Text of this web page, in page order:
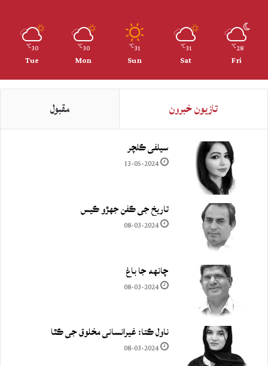
28
℃
Fri
31
℃
Sat
31
℃
Sun
30
℃
Mon
30
℃
Tue
تازيون خبرون مقبول
سيلفي ڪلچر
13-05-2024
تاريخ جي ڪفن جھڙو ڪيس
08-03-2024
چانهه جا باغ
08-03-2024
ناول ڪتا: غيرانساني مخلوق جي ڪٿا
08-03-2024